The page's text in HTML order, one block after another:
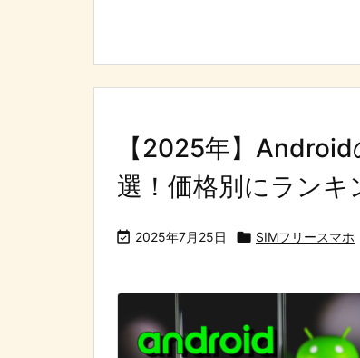
【2025年】
選！価格別にランキ
 2025年7月25日  SIMフリースマホ